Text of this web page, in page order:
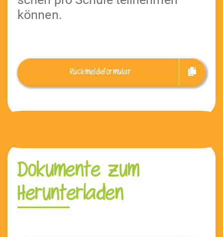
können.
Rück­melde­for­mu­lar
Dokumente zum
Herunterladen